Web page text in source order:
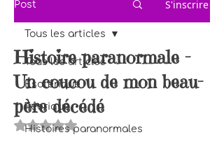
Post S'inscrire
Tous les articles
Ésotérique
Féerique
Histoires paranormales
Tous les articles
Histoire paranormale -
Un coucou de mon beau-
père décédé
Noté NaN étoiles sur 5.